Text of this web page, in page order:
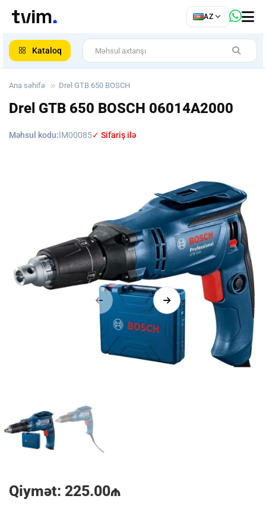
AZ
Kataloq
Ana səhifə Drel GTB 650 BOSCH
Drel GTB 650 BOSCH 06014A2000
Məhsul kodu:İM00085✓ Sifariş ilə
Qiymət: 225.00₼